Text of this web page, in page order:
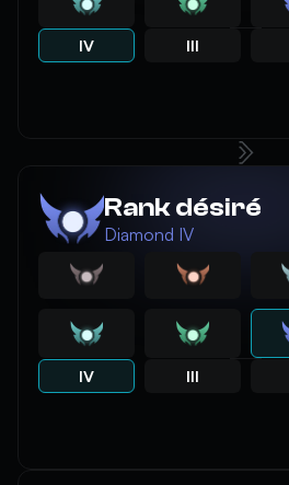
IV III
Rank désiré
Diamond IV
IV III